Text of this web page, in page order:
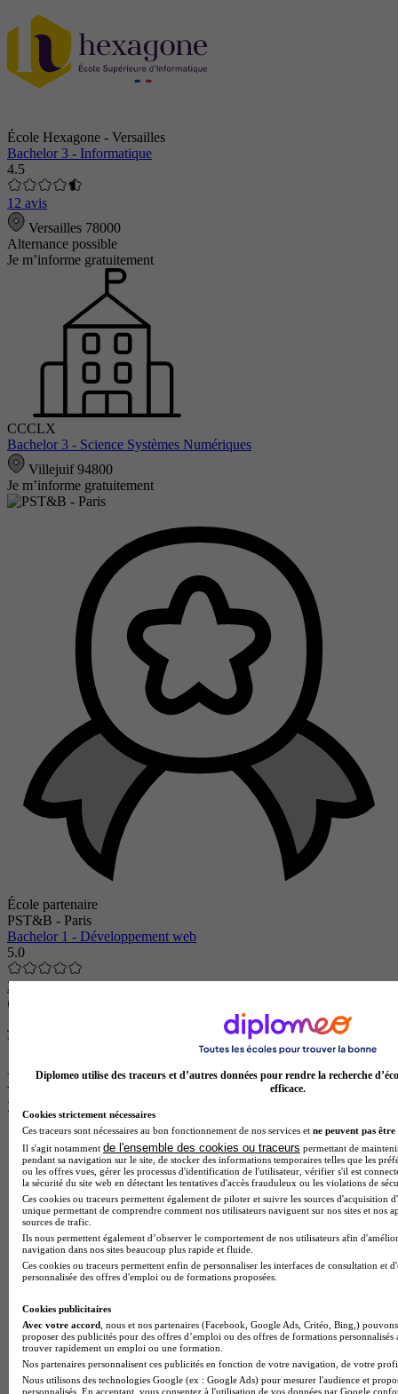
École Hexagone - Versailles
Bachelor 3 - Informatique
4.5
12 avis
Versailles 78000
Alternance possible
Je m’informe gratuitement
CCCLX
Bachelor 3 - Science Systèmes Numériques
Villejuif 94800
Je m’informe gratuitement
École partenaire
PST&B - Paris
Bachelor 1 - Développement web
5.0
35 avis
Je m’informe gratuitement
Voir plus de formations similaires
Les intitulés de diplôme les plus
recherchés
Master Marketing Digital
BTS Ndrc
BTS Mco
Master Data science
Master Meef
MBA International Business
BTS Sam
BTS Sio
BTS Communication
Licence Science de l education
BTS Pi
Master International Business
BTS Sp3s
BAC Pro Assp
BTS Gpme
Diplomeo utilise des traceurs et d’autres données pour rendre la recherche
efficace.
Cookies strictement nécessaires
Ces traceurs sont nécessaires au bon fonctionnement de nos services et ne peuvent pas être
Il s'agit notamment de l'ensemble des cookies ou traceurs permettant de
pendant sa navigation sur le site, de stocker des informations temporaires telles que les
ou les offres vues, gérer les processus d'identification de l'utilisateur, vérifier s'il est
la sécurité du site web en détectant les tentatives d'accès frauduleux ou les violations de
Ces cookies ou traceurs permettent également de piloter et suivre les sources d'acquisition
unique permettant de comprendre comment nos utilisateurs naviguent sur nos sites et nos
sources de trafic.
Ils nous permettent également d’observer le comportement de nos utilisateurs afin
navigation dans nos sites beaucoup plus rapide et fluide.
Ces cookies ou traceurs permettent enfin de personnaliser les interfaces de consultation et
personnalisée des offres d'emploi ou de formations proposées.
Cookies publicitaires
Avec votre accord , nous et nos partenaires (Facebook, Google Ads, Critéo, Bing,)
proposer des publicités pour des offres d’emploi ou des offres de formations
trouver rapidement un emploi ou une formation.
Nos partenaires personnalisent ces publicités en fonction de votre navigation, de votre
Nous utilisons des technologies Google (ex : Google Ads) pour mesurer l'audience et
personnalisés. En acceptant, vous consentez à l'utilisation de vos données par Google